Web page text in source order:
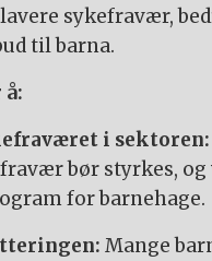
sykefravær,
til barna.
i
bør styrkes,
for barnehage.
Mange